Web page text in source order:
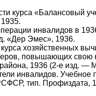
курса «Балансовый
инвалидов в
«Дер Эмес», 1936.
хозяйственных
повышающих свою
1936 (2-е изд. —
инвалидов. Учебное
тип. Профиздата,